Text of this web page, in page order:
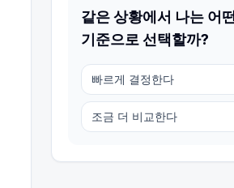
같은 상황에서 나는 어떤
기준으로 선택할까?
빠르게 결정한다
조금 더 비교한다